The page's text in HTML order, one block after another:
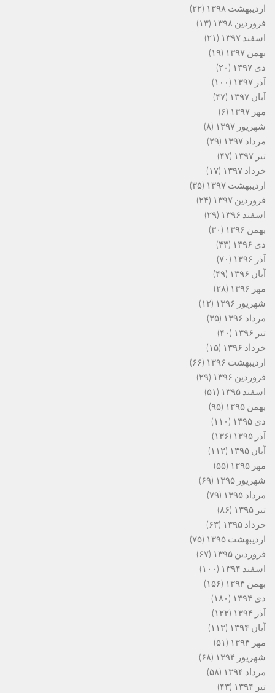
اردیبهشت ۱۳۹۸
(۲۲)
فروردین ۱۳۹۸
(۱۳)
اسفند ۱۳۹۷
(۲۱)
بهمن ۱۳۹۷
(۱۹)
دی ۱۳۹۷
(۲۰)
آذر ۱۳۹۷
(۱۰۰)
آبان ۱۳۹۷
(۴۷)
مهر ۱۳۹۷
(۶)
شهریور ۱۳۹۷
(۸)
مرداد ۱۳۹۷
(۲۹)
تیر ۱۳۹۷
(۴۷)
خرداد ۱۳۹۷
(۱۷)
اردیبهشت ۱۳۹۷
(۳۵)
فروردین ۱۳۹۷
(۲۴)
اسفند ۱۳۹۶
(۲۹)
بهمن ۱۳۹۶
(۳۰)
دی ۱۳۹۶
(۴۳)
آذر ۱۳۹۶
(۷۰)
آبان ۱۳۹۶
(۴۹)
مهر ۱۳۹۶
(۲۸)
شهریور ۱۳۹۶
(۱۲)
مرداد ۱۳۹۶
(۳۵)
تیر ۱۳۹۶
(۴۰)
خرداد ۱۳۹۶
(۱۵)
اردیبهشت ۱۳۹۶
(۶۶)
فروردین ۱۳۹۶
(۲۹)
اسفند ۱۳۹۵
(۵۱)
بهمن ۱۳۹۵
(۹۵)
دی ۱۳۹۵
(۱۱۰)
آذر ۱۳۹۵
(۱۳۶)
آبان ۱۳۹۵
(۱۱۲)
مهر ۱۳۹۵
(۵۵)
شهریور ۱۳۹۵
(۶۹)
مرداد ۱۳۹۵
(۷۹)
تیر ۱۳۹۵
(۸۶)
خرداد ۱۳۹۵
(۶۳)
اردیبهشت ۱۳۹۵
(۷۵)
فروردین ۱۳۹۵
(۶۷)
اسفند ۱۳۹۴
(۱۰۰)
بهمن ۱۳۹۴
(۱۵۶)
دی ۱۳۹۴
(۱۸۰)
آذر ۱۳۹۴
(۱۲۲)
آبان ۱۳۹۴
(۱۱۳)
مهر ۱۳۹۴
(۵۱)
شهریور ۱۳۹۴
(۶۸)
مرداد ۱۳۹۴
(۵۸)
تیر ۱۳۹۴
(۴۳)